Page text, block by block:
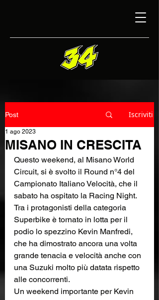
Post Iscriviti
MISANO IN CRESCITA
1 ago 2023
Questo weekend, al Misano World
Circuit, si è svolto il Round n°4 del
Campionato Italiano Velocità, che il
sabato ha ospitato la Racing Night.
Tra i protagonisti della categoria
Superbike è tornato in lotta per il
podio lo spezzino Kevin Manfredi,
che ha dimostrato ancora una volta
grande tenacia e velocità anche con
una Suzuki molto più datata rispetto
alle concorrenti.
Un weekend importante per Kevin